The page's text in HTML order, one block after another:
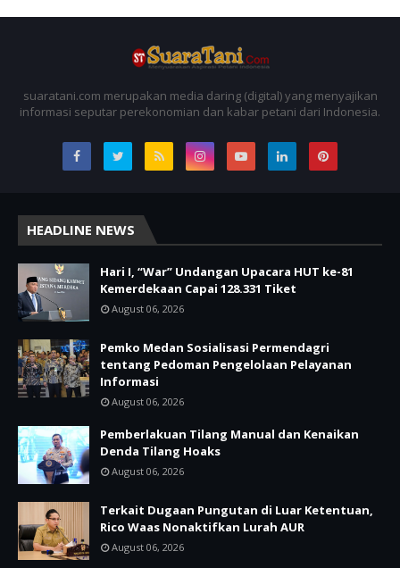
suaratani.com merupakan media daring (digital) yang menyajikan
informasi seputar perekonomian dan kabar petani dari Indonesia.
HEADLINE NEWS
Hari I, “War” Undangan Upacara HUT ke-81
Kemerdekaan Capai 128.331 Tiket
August 06, 2026
Pemko Medan Sosialisasi Permendagri
tentang Pedoman Pengelolaan Pelayanan
Informasi
August 06, 2026
Pemberlakuan Tilang Manual dan Kenaikan
Denda Tilang Hoaks
August 06, 2026
Terkait Dugaan Pungutan di Luar Ketentuan,
Rico Waas Nonaktifkan Lurah AUR
August 06, 2026